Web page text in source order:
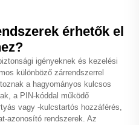
érhetők el
igényeknek és kezelési
különböző zárrendszerrel
a hagyományos kulcsos
a PIN-kóddal működő
vagy -kulcstartós hozzáférés,
azonosító rendszerek. Az